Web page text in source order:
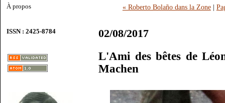
À propos
ISSN : 2425-8784
« Roberto Bolaño dans la Zone|
02/08/2017
L'Ami des bêtes de
Machen